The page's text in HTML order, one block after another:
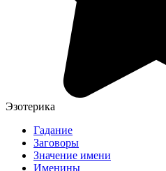
Эзотерика
Гадание
Заговоры
Значение имени
Именины